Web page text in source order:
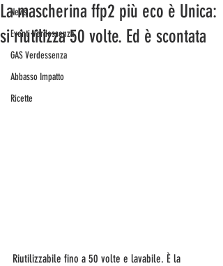
News
Eventi Verdessenza
GAS Verdessenza
Abbasso Impatto
Ricette
La mascherina ffp2 più eco è Unica:
si riutilizza 50 volte. Ed è scontata
Riutilizzabile fino a 50 volte e lavabile. È la